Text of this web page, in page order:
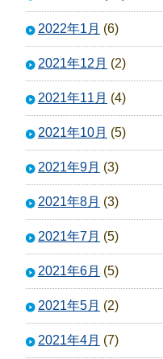
2022年1月 (6)
2021年12月 (2)
2021年11月 (4)
2021年10月 (5)
2021年9月 (3)
2021年8月 (3)
2021年7月 (5)
2021年6月 (5)
2021年5月 (2)
2021年4月 (7)